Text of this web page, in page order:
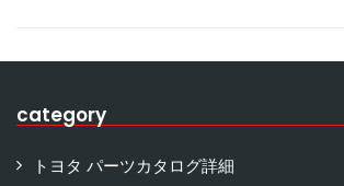
category
トヨタ パーツカタログ詳細